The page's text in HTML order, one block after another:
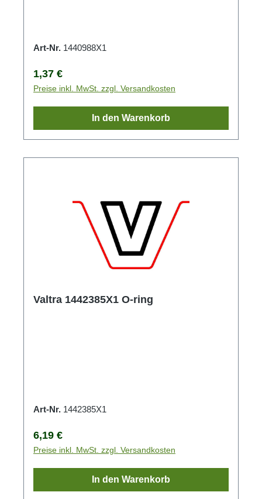
Art-Nr. 1440988X1
Regulärer Preis:
1,37 €
Preise inkl. MwSt. zzgl. Versandkosten
In den Warenkorb
Valtra 1442385X1 O-ring
Art-Nr. 1442385X1
Regulärer Preis:
6,19 €
Preise inkl. MwSt. zzgl. Versandkosten
In den Warenkorb